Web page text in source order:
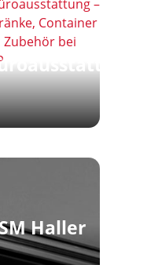
Haller